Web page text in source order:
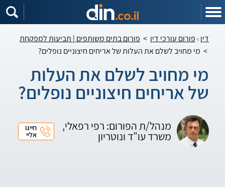
דין פורום עורכי דין > פורום בתים משותפים | תביעות למפקחת
> מי מחויב לשלם את העלות של אריחים חיצוניים נופלים?
מי מחויב לשלם את העלות
של אריחים חיצוניים נופלים?
מנהל/ת הפורום: רפי רפאלי,
משרד עו"ד ונוטריון
חייגו
אליי